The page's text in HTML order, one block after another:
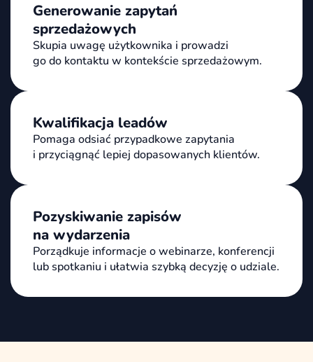
Generowanie zapytań
sprzedażowych
Skupia uwagę użytkownika i prowadzi
go do kontaktu w kontekście sprzedażowym.
Kwalifikacja leadów
Pomaga odsiać przypadkowe zapytania
i przyciągnąć lepiej dopasowanych klientów.
Pozyskiwanie zapisów
na wydarzenia
Porządkuje informacje o webinarze, konferencji
lub spotkaniu i ułatwia szybką decyzję o udziale.